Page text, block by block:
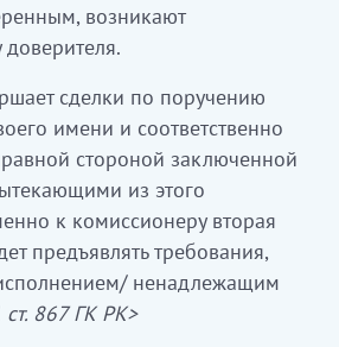
возникают
сделки по поручению
имени и соответственно
стороной заключенной
из этого
к комиссионеру вторая
предъявлять требования,
ненадлежащим
ст. 867 ГК РК>